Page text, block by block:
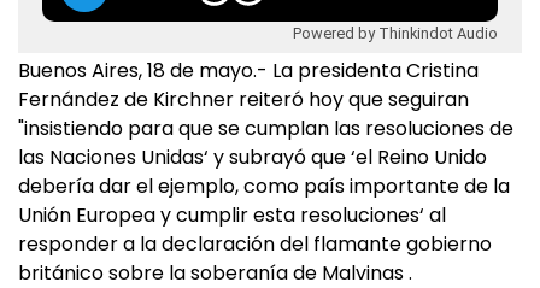
Powered by Thinkindot Audio
Buenos Aires, 18 de mayo.- La presidenta Cristina
Fernández de Kirchner reiteró hoy que seguiran
"insistiendo para que se cumplan las resoluciones de
las Naciones Unidas‘ y subrayó que ‘el Reino Unido
debería dar el ejemplo, como país importante de la
Unión Europea y cumplir esta resoluciones‘ al
responder a la declaración del flamante gobierno
británico sobre la soberanía de Malvinas .